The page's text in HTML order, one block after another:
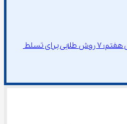
جمع بندی انگلیسی هفتم؛ ۷ روش طلایی برای تسلط